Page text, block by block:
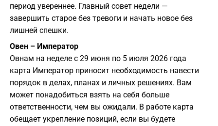
период увереннее. Главный совет недели —
завершить старое без тревоги и начать новое без
лишней спешки.
Овен – Император
Овнам на неделе с 29 июня по 5 июля 2026 года
карта Император приносит необходимость навести
порядок в делах, планах и личных решениях. Вам
может понадобиться взять на себя больше
ответственности, чем вы ожидали. В работе карта
обещает укрепление позиций, если вы будете